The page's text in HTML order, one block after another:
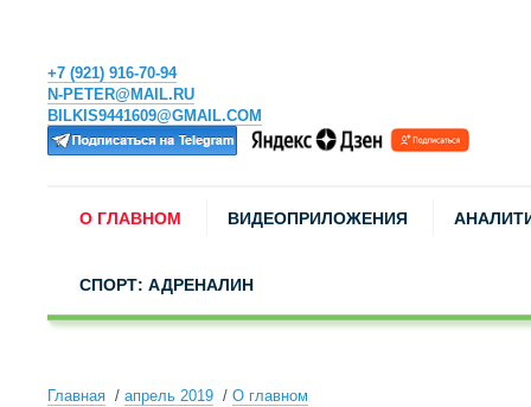
+7 (921) 916-70-94
N-PETER@MAIL.RU
BILKIS9441609@GMAIL.COM
О ГЛАВНОМ ВИДЕОПРИЛОЖЕНИЯ
СПОРТ: АДРЕНАЛИН
Главная апрель 2019 О главном